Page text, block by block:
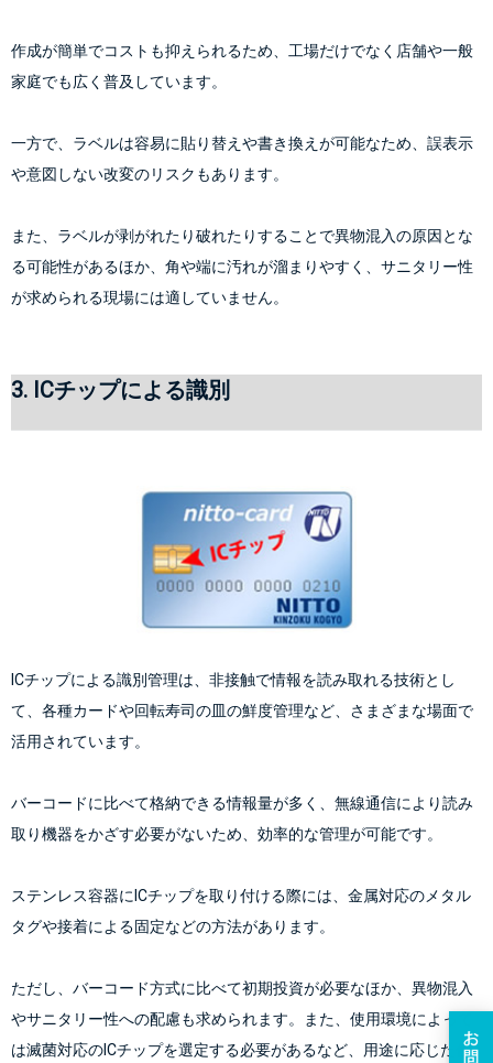
作成が簡単でコストも抑えられるため、工場だけでなく店舗や一般
家庭でも広く普及しています。
一方で、ラベルは容易に貼り替えや書き換えが可能なため、誤表示
や意図しない改変のリスクもあります。
また、ラベルが剥がれたり破れたりすることで異物混入の原因とな
る可能性があるほか、角や端に汚れが溜まりやすく、サニタリー性
が求められる現場には適していません。
3. ICチップによる識別
ICチップによる識別管理は、非接触で情報を読み取れる技術とし
て、各種カードや回転寿司の皿の鮮度管理など、さまざまな場面で
活用されています。
バーコードに比べて格納できる情報量が多く、無線通信により読み
取り機器をかざす必要がないため、効率的な管理が可能です。
ステンレス容器にICチップを取り付ける際には、金属対応のメタル
タグや接着による固定などの方法があります。
ただし、バーコード方式に比べて初期投資が必要なほか、異物混入
やサニタリー性への配慮も求められます。また、使用環境によって
は滅菌対応のICチップを選定する必要があるなど、用途に応じた仕